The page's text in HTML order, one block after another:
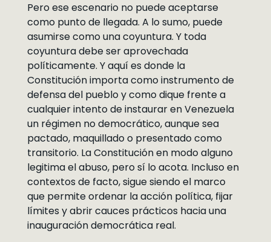
Pero ese escenario no puede aceptarse
como punto de llegada. A lo sumo, puede
asumirse como una coyuntura. Y toda
coyuntura debe ser aprovechada
políticamente. Y aquí es donde la
Constitución importa como instrumento de
defensa del pueblo y como dique frente a
cualquier intento de instaurar en Venezuela
un régimen no democrático, aunque sea
pactado, maquillado o presentado como
transitorio. La Constitución en modo alguno
legitima el abuso, pero sí lo acota. Incluso en
contextos de facto, sigue siendo el marco
que permite ordenar la acción política, fijar
límites y abrir cauces prácticos hacia una
inauguración democrática real.